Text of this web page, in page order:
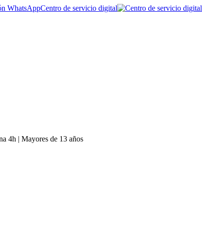
Centro de servicio digital
4h | Mayores de 13 años